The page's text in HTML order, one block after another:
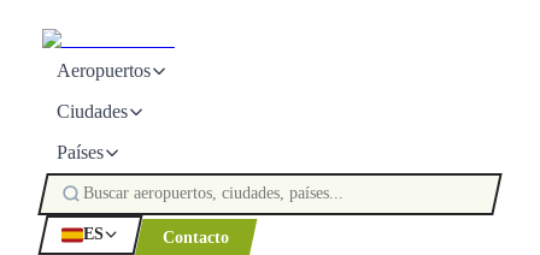
Aeropuertos
Ciudades
Países
ES Contacto